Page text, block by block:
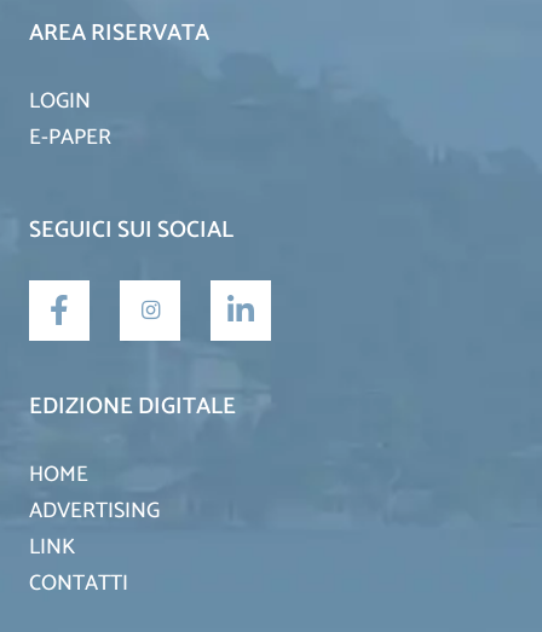
AREA RISERVATA
LOGIN
E-PAPER
SEGUICI SUI SOCIAL
EDIZIONE DIGITALE
HOME
ADVERTISING
LINK
CONTATTI